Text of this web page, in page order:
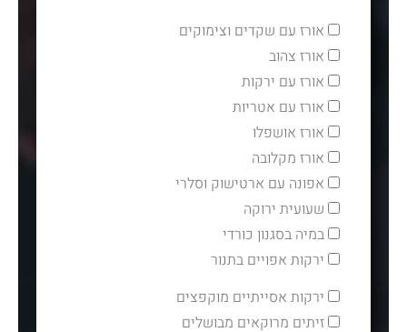
אורז עם שקדים וצימוקים
אורז צהוב
אורז עם ירקות
אורז עם אטריות
אורז אושפלו
אורז מקלובה
אפונה עם ארטישוק וסלרי
שעועית ירוקה
במיה בסגנון כורדי
ירקות אפויים בתנור
ירקות אסייתיים מוקפצים
זיתים מרוקאים מבושלים